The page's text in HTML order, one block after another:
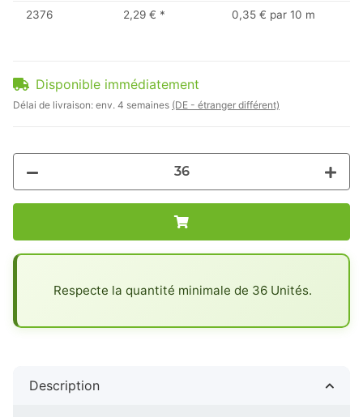
2376 2,29 € * 0,35 € par 10 m
Disponible immédiatement
Délai de livraison: env. 4 semaines (DE - étranger différent)
Respecte la quantité minimale de 36 Unités.
Description